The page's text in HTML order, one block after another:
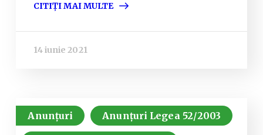
CITIȚI MAI MULTE
14 iunie 2021
Anunțuri Anunțuri Legea 52/2003